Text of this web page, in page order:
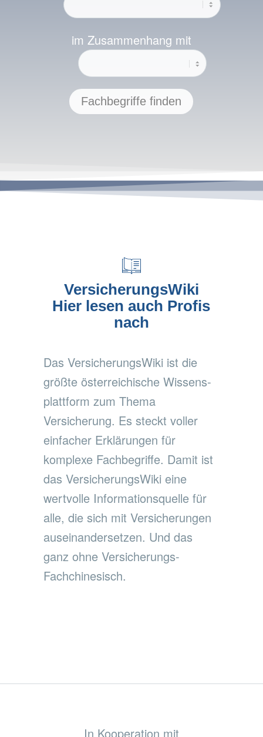
im Zusammenhang mit
Fachbegriffe finden
VersicherungsWiki
Hier lesen auch Profis
nach
Das VersicherungsWiki ist die
größte österreichische Wissens­
plattform zum Thema
Versicherung. Es steckt voller
einfacher Erklärungen für
komplexe Fachbegriffe. Damit ist
das VersicherungsWiki eine
wertvolle Informationsquelle für
alle, die sich mit Versicherungen
auseinandersetzen. Und das
ganz ohne Versicherungs-
Fachchinesisch.
In Kooperation mit